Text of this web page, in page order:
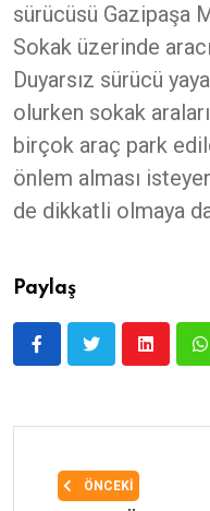
sürücüsü Gazipaşa
Sokak üzerinde
Duyarsız sürücü
olurken sokak
birçok araç park
önlem alması
de dikkatli olmaya
Paylaş
ÖNCEKI